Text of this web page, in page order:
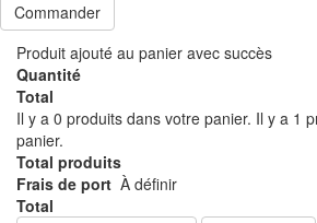
Commander
Produit ajouté au panier avec succès
Quantité
Total
Il y a 0 produits dans votre panier. Il y a 1
panier.
Total produits
Frais de port À définir
Total